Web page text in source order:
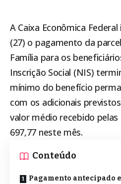
A Caixa Econômica
(27) o pagamento da
Família para os
Inscrição Social (NIS)
mínimo do benefício
com os adicionais
valor médio recebido
697,77 neste mês.
Conteúdo
Pagamento antecipado